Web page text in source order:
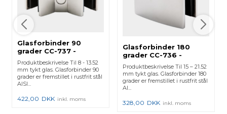
Glasforbinder 90
grader CC-737 -
Blankpoleret - 2 stk.
Produktbeskrivelse Til 8 - 13.52
mm tykt glas. Glasforbinder 90
grader er fremstillet i rustfrit stål
AISI...
422,00 DKK inkl. moms
Glasforbinder 180
grader CC-736 -
Blankpoleret - 2 stk.
Produktbeskrivelse Til 15 – 21.52
mm tykt glas. Glasforbinder 180
grader er fremstillet i rustfrit stål
AI...
328,00 DKK inkl. moms